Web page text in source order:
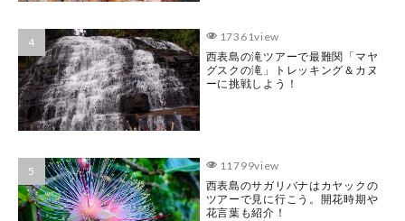
17361view
西表島の滝ツアーで最難関「マヤ
グスクの滝」トレッキング＆カヌ
ーに挑戦しよう！
11799view
西表島のサガリバナはカヤックの
ツアーで見に行こう。開花時期や
花言葉も紹介！